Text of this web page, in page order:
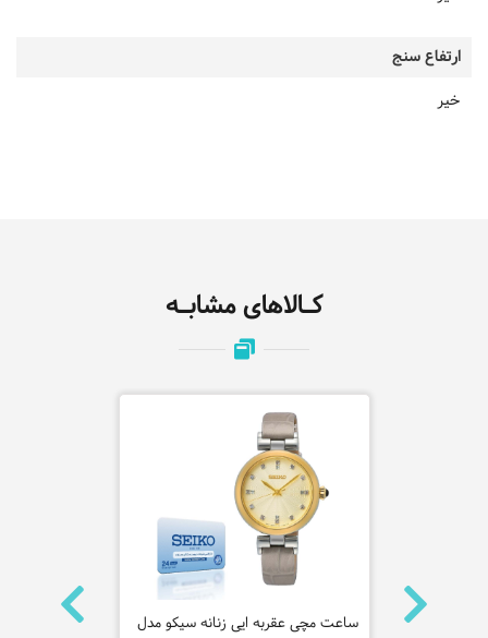
ارتفاع سنج
خیر
کـالاهای مشابـه
ساعت مچی
ساعت مچی عقربه ایی زنانه سیکو مدل